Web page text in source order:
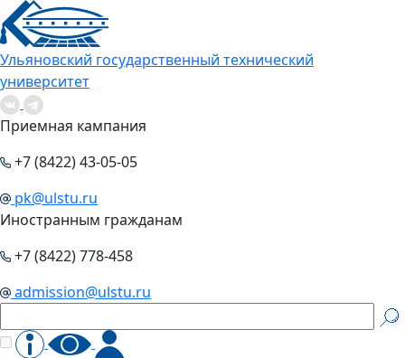
Ульяновский государственный технический
университет
Приемная кампания
+7 (8422) 43-05-05
pk@ulstu.ru
Иностранным гражданам
+7 (8422) 778-458
admission@ulstu.ru